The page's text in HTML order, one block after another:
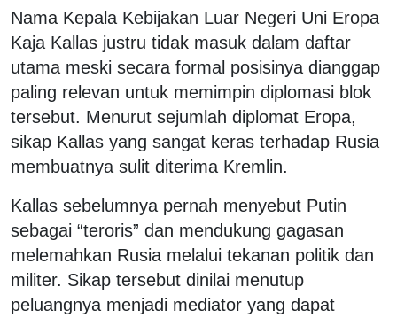
Nama Kepala Kebijakan Luar Negeri Uni Eropa
Kaja Kallas justru tidak masuk dalam daftar
utama meski secara formal posisinya dianggap
paling relevan untuk memimpin diplomasi blok
tersebut. Menurut sejumlah diplomat Eropa,
sikap Kallas yang sangat keras terhadap Rusia
membuatnya sulit diterima Kremlin.
Kallas sebelumnya pernah menyebut Putin
sebagai “teroris” dan mendukung gagasan
melemahkan Rusia melalui tekanan politik dan
militer. Sikap tersebut dinilai menutup
peluangnya menjadi mediator yang dapat